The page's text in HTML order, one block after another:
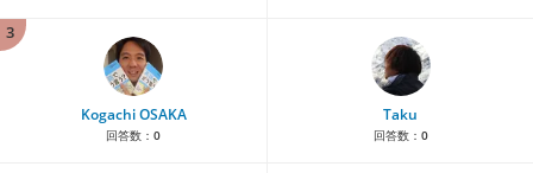
3
Kogachi OSAKA
回答数： 0
Taku
回答数： 0